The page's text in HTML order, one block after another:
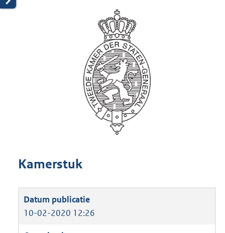
Kamerstuk
10-02-2020 12:26